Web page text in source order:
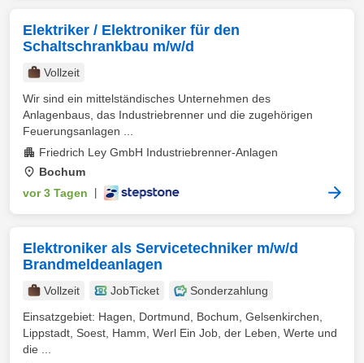
Elektriker / Elektroniker für den
Schaltschrankbau m/w/d
Vollzeit
Wir sind ein mittelständisches Unternehmen des
Anlagenbaus, das Industriebrenner und die zugehörigen
Feuerungsanlagen ...
Friedrich Ley GmbH Industriebrenner-Anlagen
Bochum
vor 3 Tagen
Elektroniker als Servicetechniker m/w/d
Brandmeldeanlagen
Vollzeit JobTicket
Sonderzahlung
Einsatzgebiet: Hagen, Dortmund, Bochum, Gelsenkirchen,
Lippstadt, Soest, Hamm, Werl Ein Job, der Leben, Werte und
die ...